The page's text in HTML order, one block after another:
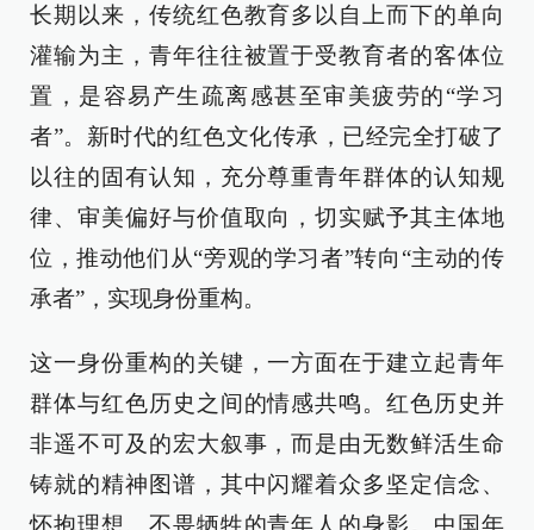
长期以来，传统红色教育多以自上而下的单向
灌输为主，青年往往被置于受教育者的客体位
置，是容易产生疏离感甚至审美疲劳的“学习
者”。新时代的红色文化传承，已经完全打破了
以往的固有认知，充分尊重青年群体的认知规
律、审美偏好与价值取向，切实赋予其主体地
位，推动他们从“旁观的学习者”转向“主动的传
承者”，实现身份重构。
这一身份重构的关键，一方面在于建立起青年
群体与红色历史之间的情感共鸣。红色历史并
非遥不可及的宏大叙事，而是由无数鲜活生命
铸就的精神图谱，其中闪耀着众多坚定信念、
怀抱理想、不畏牺牲的青年人的身影。中国年